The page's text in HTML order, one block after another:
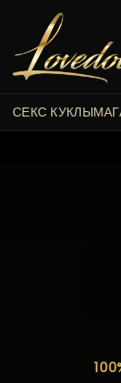
СЕКС КУКЛЫ